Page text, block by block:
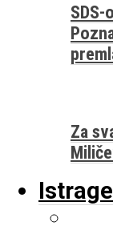
SDS-
Za
Istrage